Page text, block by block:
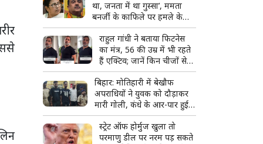
था, जनता में था गुस्सा’, ममता
बनर्जी के काफिले पर हमले के
बाद बोले CM शुभेंदु अधिकारी
राहुल गांधी ने बताया फिटनेस
का मंत्र, 56 की उम्र में भी रहते
हैं एक्टिव; जानें किन चीजों से
बनाई दूरी
बिहार: मोतिहारी में बेखौफ
अपराधियों ने युवक को दौड़ाकर
मारी गोली, कंधे के आर-पार हुई
गोली; 3 आरोपी गिरफ्तार
स्ट्रेट ऑफ होर्मुज खुला तो
परमाणु डील पर नरम पड़ सकते